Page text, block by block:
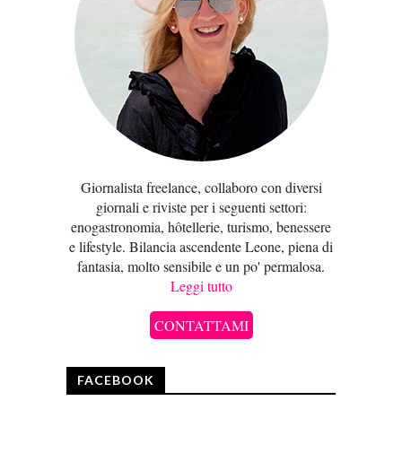
Giornalista freelance, collaboro con diversi
giornali e riviste per i seguenti settori:
enogastronomia, hôtellerie, turismo, benessere
e lifestyle. Bilancia ascendente Leone, piena di
fantasia, molto sensibile e un po' permalosa.
Leggi tutto
CONTATTAMI
FACEBOOK